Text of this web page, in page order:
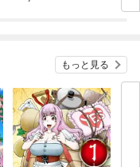
もっと見る